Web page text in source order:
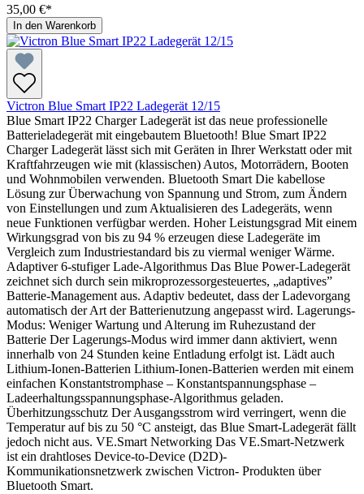
35,00 €*
In den Warenkorb
Victron Blue Smart IP22 Ladegerät 12/15
Blue Smart IP22 Charger Ladegerät ist das neue professionelle
Batterieladegerät mit eingebautem Bluetooth! Blue Smart IP22
Charger Ladegerät lässt sich mit Geräten in Ihrer Werkstatt oder mit
Kraftfahrzeugen wie mit (klassischen) Autos, Motorrädern, Booten
und Wohnmobilen verwenden. Bluetooth Smart Die kabellose
Lösung zur Überwachung von Spannung und Strom, zum Ändern
von Einstellungen und zum Aktualisieren des Ladegeräts, wenn
neue Funktionen verfügbar werden. Hoher Leistungsgrad Mit einem
Wirkungsgrad von bis zu 94 % erzeugen diese Ladegeräte im
Vergleich zum Industriestandard bis zu viermal weniger Wärme.
Adaptiver 6-stufiger Lade-Algorithmus Das Blue Power-Ladegerät
zeichnet sich durch sein mikroprozessorgesteuertes, „adaptives”
Batterie-Management aus. Adaptiv bedeutet, dass der Ladevorgang
automatisch der Art der Batterienutzung angepasst wird. Lagerungs-
Modus: Weniger Wartung und Alterung im Ruhezustand der
Batterie Der Lagerungs-Modus wird immer dann aktiviert, wenn
innerhalb von 24 Stunden keine Entladung erfolgt ist. Lädt auch
Lithium-Ionen-Batterien Lithium-Ionen-Batterien werden mit einem
einfachen Konstantstromphase – Konstantspannungsphase –
Ladeerhaltungsspannungsphase-Algorithmus geladen.
Überhitzungsschutz Der Ausgangsstrom wird verringert, wenn die
Temperatur auf bis zu 50 °C ansteigt, das Blue Smart-Ladegerät fällt
jedoch nicht aus. VE.Smart Networking Das VE.Smart-Netzwerk
ist ein drahtloses Device-to-Device (D2D)-
Kommunikationsnetzwerk zwischen Victron- Produkten über
Bluetooth Smart.